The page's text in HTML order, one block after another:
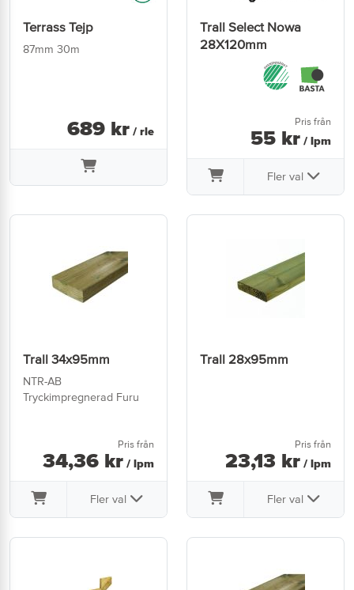
Terrass Tejp
87mm 30m
689 kr / rle
Trall Select Nowa
28X120mm
Pris från
55 kr / lpm
Fler val
Trall 34x95mm
NTR-AB
Tryckimpregnerad Furu
Pris från
34,36 kr / lpm
Fler val
Trall 28x95mm
Pris från
23,13 kr / lpm
Fler val